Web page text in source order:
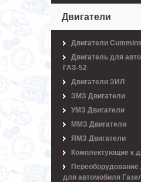
НОМЕР:
53000
Двигатели
Двигатели Cummins
Двигатель для
ГАЗ-52
Двигатели ЗИЛ
ЗМЗ Двигатели
УМЗ Двигатели
ММЗ Двигатели
ЯМЗ Двигатели
Комплектующие к
Переоборудование
для автомобиля